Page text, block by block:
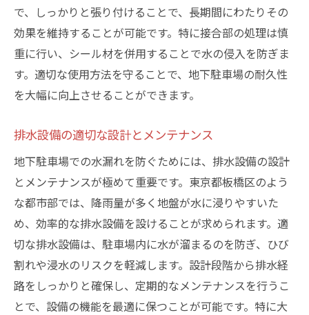
で、しっかりと張り付けることで、長期間にわたりその
効果を維持することが可能です。特に接合部の処理は慎
重に行い、シール材を併用することで水の侵入を防ぎま
す。適切な使用方法を守ることで、地下駐車場の耐久性
を大幅に向上させることができます。
排水設備の適切な設計とメンテナンス
地下駐車場での水漏れを防ぐためには、排水設備の設計
とメンテナンスが極めて重要です。東京都板橋区のよう
な都市部では、降雨量が多く地盤が水に浸りやすいた
め、効率的な排水設備を設けることが求められます。適
切な排水設備は、駐車場内に水が溜まるのを防ぎ、ひび
割れや浸水のリスクを軽減します。設計段階から排水経
路をしっかりと確保し、定期的なメンテナンスを行うこ
とで、設備の機能を最適に保つことが可能です。特に大